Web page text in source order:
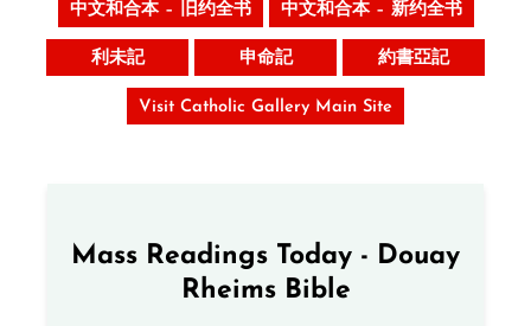
中文和合本 – 旧约全书 中文和合本 – 新约全书
利未記 申命記 約書亞記
Visit Catholic Gallery Main Site
Mass Readings Today - Douay
Rheims Bible